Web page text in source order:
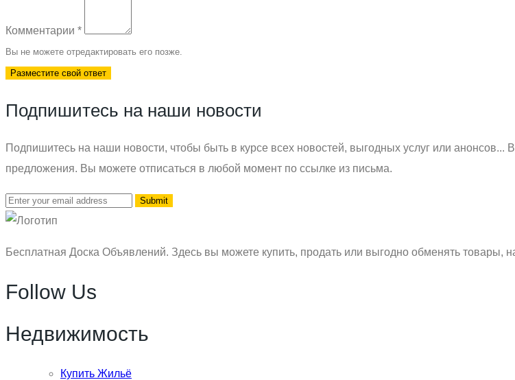
Комментарии *
Вы не можете отредактировать его позже.
Разместите свой ответ
Подпишитесь на наши новости
Подпишитесь на наши новости, чтобы быть в курсе всех новостей, выгодных услуг или
предложения. Вы можете отписаться в любой момент по ссылке из письма.
Бесплатная Доска Объявлений. Здесь вы можете купить, продать или выгодно обменять товары,
Follow Us
Недвижимость
Купить Жильё